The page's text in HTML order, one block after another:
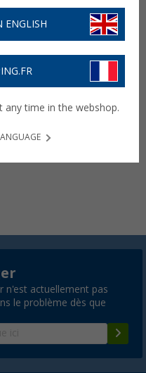
n'est actuellement pas
le problème dès que
ENGLISH
any time in the webshop.